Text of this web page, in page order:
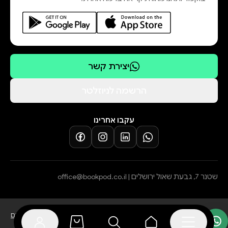
יצירת קשר
עקבו אחרינו
שטנר 7, גבעת שאול ירושלים | office@bookpod.co.il
בלוגשירות לקוחות מדיניות פרטיות הצהרת נגישותתקנון הרשמה לסופרים